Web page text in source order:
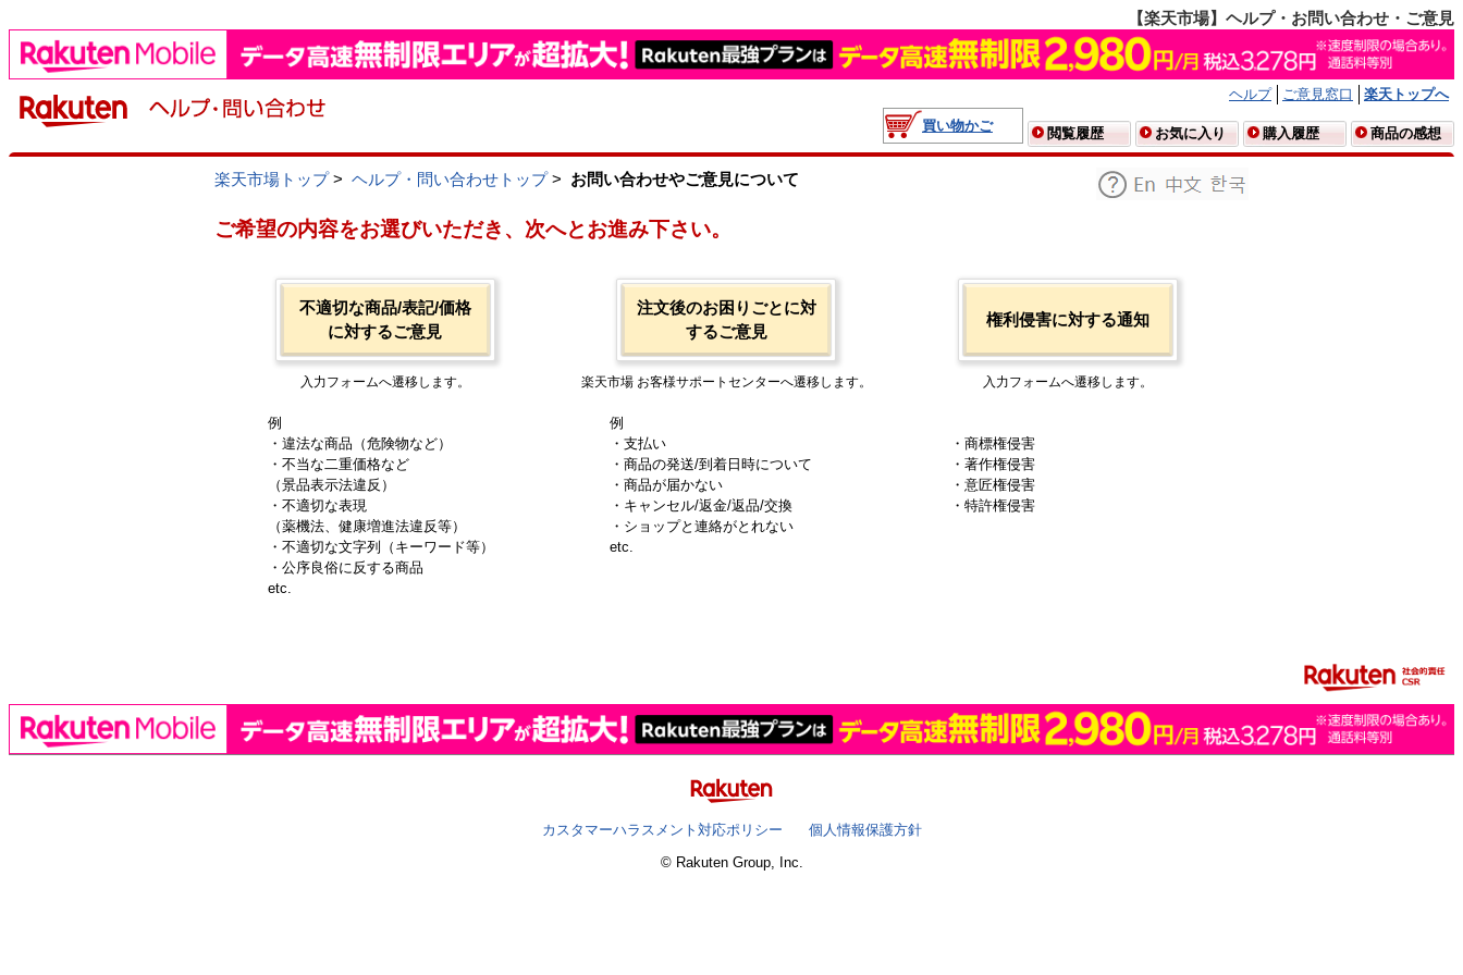
【楽天市場】ヘルプ・お問い合わせ・ご意見
ヘルプ ご意見窓口
楽天トップへ
買い物かご
閲覧履歴 お気に入り 購入履歴 商品の感想
楽天市場トップ> ヘルプ・問い合わせトップ> お問い合わせやご意見について
ご希望の内容をお選びいただき、次へとお進み下さい。
不適切な商品/表記/価格
に対するご意見
入力フォームへ遷移します。
例
・違法な商品（危険物など）
・不当な二重価格など
（景品表示法違反）
・不適切な表現
（薬機法、健康増進法違反等）
・不適切な文字列（キーワード等）
・公序良俗に反する商品
etc.
注文後のお困りごとに対
するご意見
楽天市場 お客様サポートセンターへ遷移します。
例
・支払い
・商品の発送/到着日時について
・商品が届かない
・キャンセル/返金/返品/交換
・ショップと連絡がとれない
etc.
権利侵害に対する通知
入力フォームへ遷移します。
・商標権侵害
・著作権侵害
・意匠権侵害
・特許権侵害
カスタマーハラスメント対応ポリシー
個人情報保護方針
© Rakuten Group, Inc.